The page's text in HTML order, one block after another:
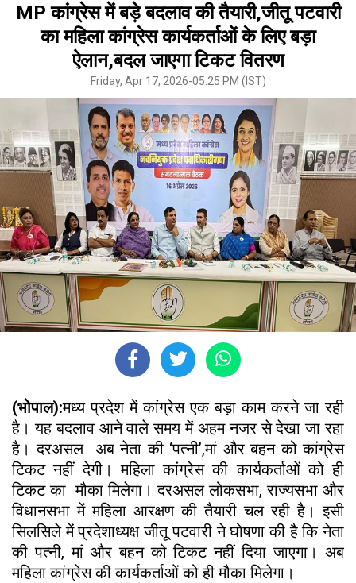
MP कांग्रेस में बड़े बदलाव की तैयारी,जीतू पटवारी
का महिला कांग्रेस कार्यकर्ताओं के लिए बड़ा
ऐलान,बदल जाएगा टिकट वितरण
Friday, Apr 17, 2026-05:25 PM (IST)
(भोपाल):मध्य प्रदेश में कांग्रेस एक बड़ा काम करने जा रही
है। यह बदलाव आने वाले समय में अहम नजर से देखा जा रहा
है। दरअसल अब नेता की ‘पत्नी’,मां और बहन को कांग्रेस
टिकट नहीं देगी। महिला कांग्रेस की कार्यकर्ताओं को ही
टिकट का मौका मिलेगा। दरअसल लोकसभा, राज्यसभा और
विधानसभा में महिला आरक्षण की तैयारी चल रही है। इसी
सिलसिले में प्रदेशाध्यक्ष जीतू पटवारी ने घोषणा की है कि नेता
की पत्नी, मां और बहन को टिकट नहीं दिया जाएगा। अब
महिला कांग्रेस की कार्यकर्ताओं को ही मौका मिलेगा।